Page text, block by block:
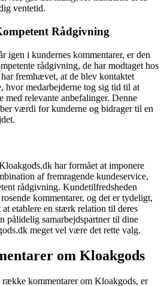
ventetid.
Rådgivning
igen i kundernes kommentarer, er den
rådgivning, de har modtaget hos
fremhævet, at de blev kontaktet
hvor medarbejderne tog sig tid til at
med relevante anbefalinger. Denne
værdi for kunderne og bidrager til en
har formået at imponere
af fremragende kundeservice,
rådgivning. Kundetilfredsheden
kommentarer, og det er tydeligt,
etablere en stærk relation til deres
pålidelig samarbejdspartner til dine
meget vel være det rette valg.
om Kloakgods
række kommentarer om Kloakgods, er